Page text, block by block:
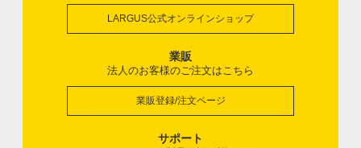
LARGUS公式オンラインショップ
業販
法人のお客様のご注文はこちら
業販登録/注文ページ
サポート